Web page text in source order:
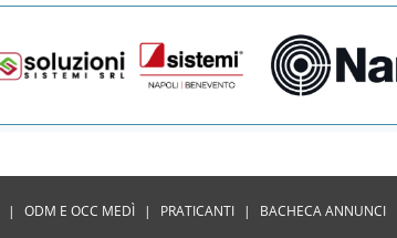
| ODM E OCC MEDÌ | PRATICANTI | BACHECA ANNUNCI